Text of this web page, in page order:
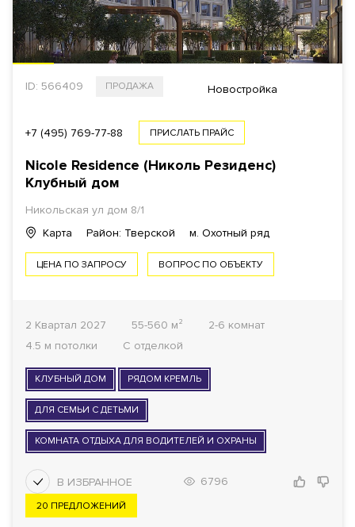
ID: 566409 ПРОДАЖА Новостройка
+7 (495) 769-77-88 ПРИСЛАТЬ ПРАЙС
Nicole Residence (Николь Резиденс)
Клубный дом
Никольская ул дом 8/1
Карта
Район: Тверской м. Охотный ряд
ЦЕНА ПО ЗАПРОСУ ВОПРОС ПО ОБЪЕКТУ
2 Квартал 2027 55-560 м²
2-6 комнат
4.5 м потолки
С отделкой
КЛУБНЫЙ ДОМ РЯДОМ КРЕМЛЬ
ДЛЯ СЕМЬИ С ДЕТЬМИ
КОМНАТА ОТДЫХА ДЛЯ ВОДИТЕЛЕЙ И ОХРАНЫ
6796
20 ПРЕДЛОЖЕНИЙ